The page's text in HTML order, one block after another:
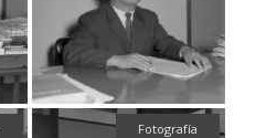
Fotografía